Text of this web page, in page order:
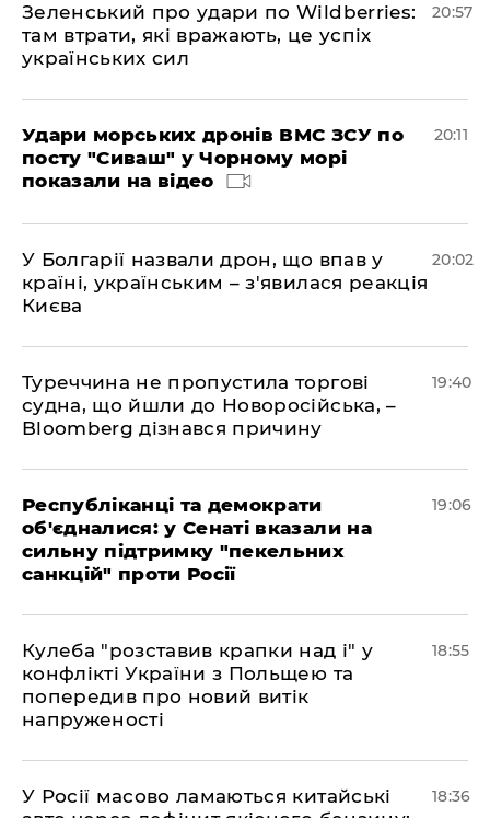
Зеленський про удари по Wildberries:
там втрати, які вражають, це успіх
українських сил
20:57
Удари морських дронів ВМС ЗСУ по
посту "Сиваш" у Чорному морі
показали на відео
20:11
У Болгарії назвали дрон, що впав у
країні, українським – з'явилася реакція
Києва
20:02
Туреччина не пропустила торгові
судна, що йшли до Новоросійська, –
Bloomberg дізнався причину
19:40
Республіканці та демократи
об'єдналися: у Сенаті вказали на
сильну підтримку "пекельних
санкцій" проти Росії
19:06
Кулеба "розставив крапки над і" у
конфлікті України з Польщею та
попередив про новий витік
напруженості
18:55
У Росії масово ламаються китайські
18:36